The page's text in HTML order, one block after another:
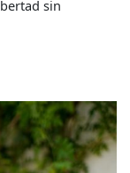
sin